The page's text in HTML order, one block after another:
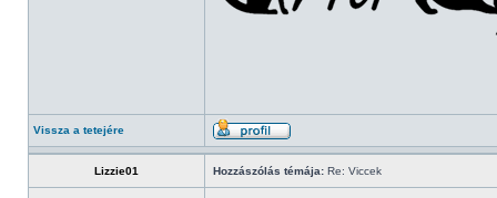
Vissza a tetejére
Lizzie01 Hozzászólás témája: Re: Viccek